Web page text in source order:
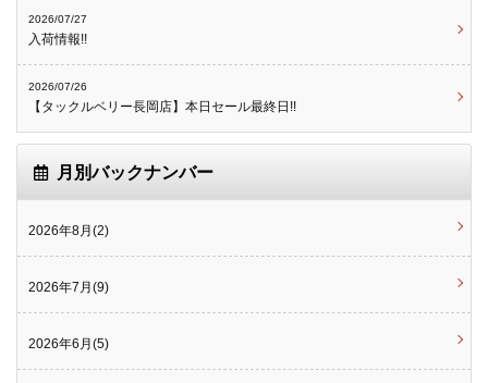
2026/07/27
入荷情報!!
2026/07/26
【タックルベリー長岡店】本日セール最終日!!
月別バックナンバー
2026年8月(2)
2026年7月(9)
2026年6月(5)